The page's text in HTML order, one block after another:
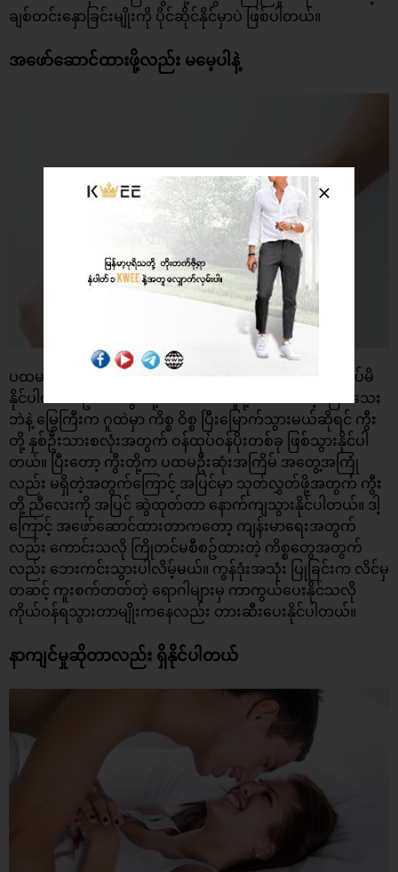
ချစ်တင်းနှောခြင်းမျိုးကို ပိုင်ဆိုင်နိုင်မှာပဲ ဖြစ်ပါတယ်။​
အဖော်ဆောင်ထားဖို့လည်း မမေ့ပါနဲ့
ပထမဦးဆုံးအကြိမ်ဆိုတော့ ကွီးတို့အနေနဲ့ အမှားတွေ ပြုလုပ်မိ
နိုင်ပါတယ်။ ဥပမာ ကွီးတို့က ကလေးယူဖို့ အဆင်သင့်မဖြစ်သေး
ဘဲနဲ့ မြွေကြီးက ဂူထဲမှာ ကိစ္စ ဝိစ္စ ပြီးမြောက်သွားမယ်ဆိုရင် ကွီး
တို့ နှစ်ဦးသားစလုံးအတွက် ဝန်ထုပ်ဝန်ပိုးတစ်ခု ဖြစ်သွားနိုင်ပါ
တယ်။ ပြီးတော့ ကွီးတို့က ပထမဦးဆုံးအကြိမ် အတွေ့အကြုံ
လည်း မရှိတဲ့အတွက်ကြောင့် အပြင်မှာ သုတ်လွှတ်ဖို့အတွက် ကွီး
တို့ ညီလေးကို အပြင် ဆွဲထုတ်တာ နောက်ကျသွားနိုင်ပါတယ်။ ဒါ့
ကြောင့် အဖော်ဆောင်ထားတာကတော့ ကျန်းမာရေးအတွက်
လည်း ကောင်းသလို ကြိုတင်မစီစဥ်ထားတဲ့ ကိစ္စတွေအတွက်
လည်း ဘေးကင်းသွားပါလိမ့်မယ်။ ကွန်ဒုံးအသုံး ပြုခြင်းက လိင်မှ
တဆင့် ကူးစက်တတ်တဲ့ ရောဂါများမှ ကာကွယ်ပေးနိုင်သလို
ကိုယ်ဝန်ရသွားတာမျိုးကနေလည်း တားဆီးပေးနိုင်ပါတယ်။
နာကျင်မှုဆိုတာလည်း ရှိနိုင်ပါတယ်